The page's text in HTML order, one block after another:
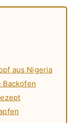
aus Nigeria
Backofen